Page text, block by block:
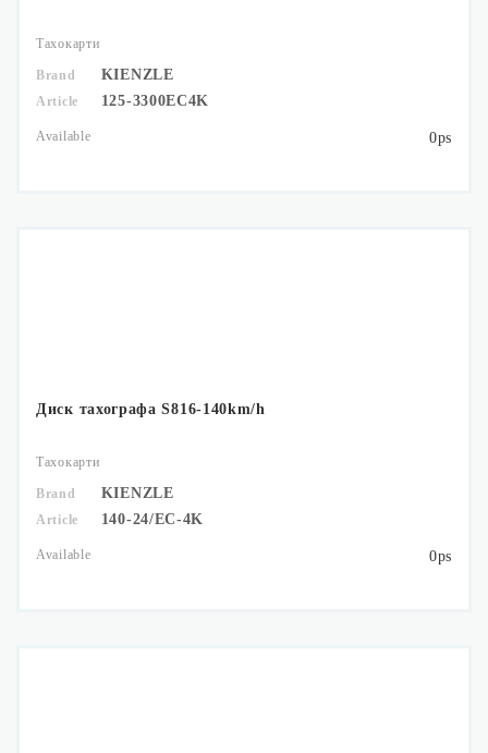
Тахокарти
Brand KIENZLE
Article 125-3300EC4K
Available 0ps
Диск тахографа S816-140km/h
Тахокарти
Brand KIENZLE
Article 140-24/EC-4K
Available 0ps